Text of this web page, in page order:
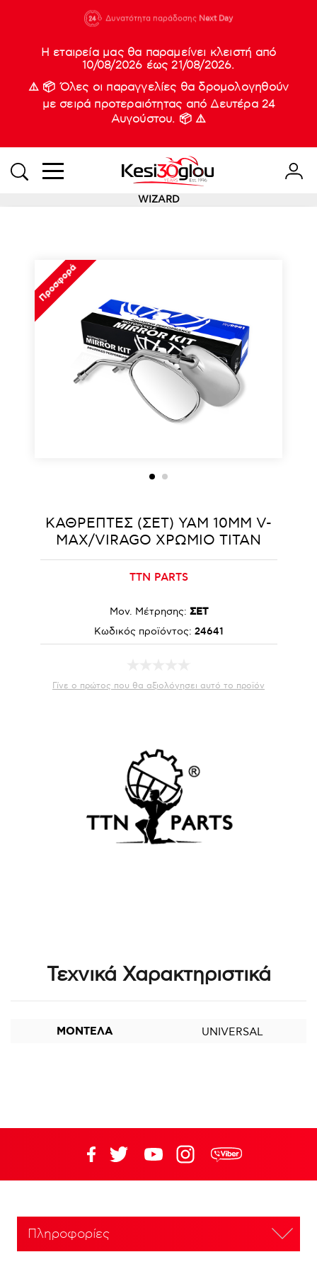
210 88 21
933
Δυνατότητα παράδοσης Next Day
Νέες
Η εταιρεία μας θα παραμείνει κλειστή από
10/08/2026 έως 21/08/2026.
⚠️ 📦 Όλες οι παραγγελίες θα δρομολογηθούν
με σειρά προτεραιότητας από Δευτέρα 24
Αυγούστου. 📦 ⚠️
WIZARD
Προσφορά
ΚΑΘΡΕΠΤΕΣ (ΣΕΤ) YAM 10MM V-
MAX/VIRAGO ΧΡΩΜΙΟ TITAN
TTN PARTS
Μον. Μέτρησης: ΣΕΤ
Κωδικός προϊόντος: 24641
Γίνε ο πρώτος που θα αξιολόγησει αυτό το προϊόν
Τεχνικά Χαρακτηριστικά
ΜΟΝΤΕΛΑ UNIVERSAL
Πληροφορίες